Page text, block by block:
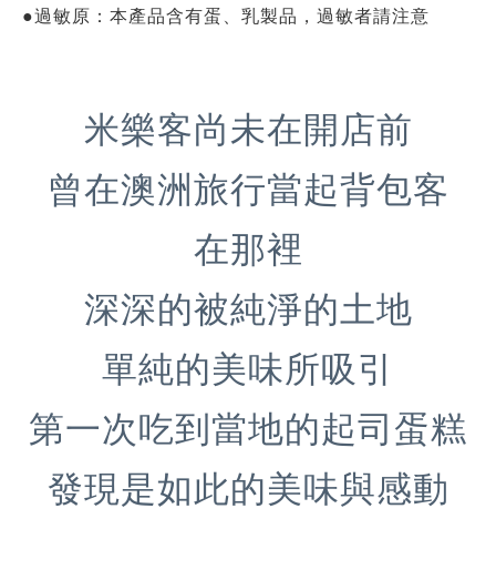
●過敏原：本產品含有蛋、乳製品，過敏者請注意
米樂客尚未在開店前
曾在澳洲旅行當起背包客
在那裡
深深的被純淨的土地
單純的美味所吸引
第一次吃到當地的起司蛋糕
發現是如此的美味與感動